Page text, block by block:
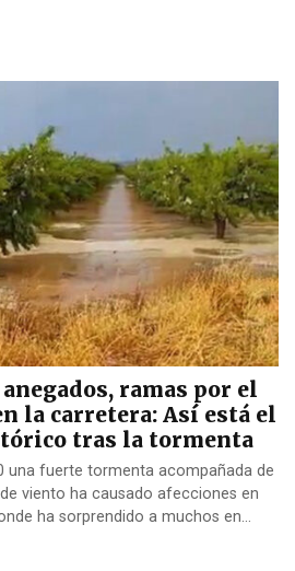
ramas por el
la carretera: Así está el
tras la tormenta
una fuerte tormenta acompañada de
viento ha causado afecciones en
ha sorprendido a muchos en...